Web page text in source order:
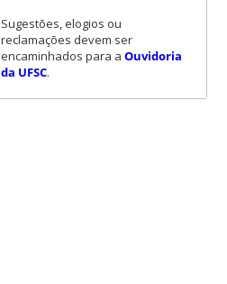
Sugestões, elogios ou
reclamações devem ser
encaminhados para a Ouvidoria
da UFSC.